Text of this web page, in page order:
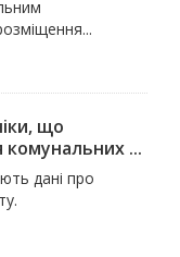
що
комунальних ...
дані про